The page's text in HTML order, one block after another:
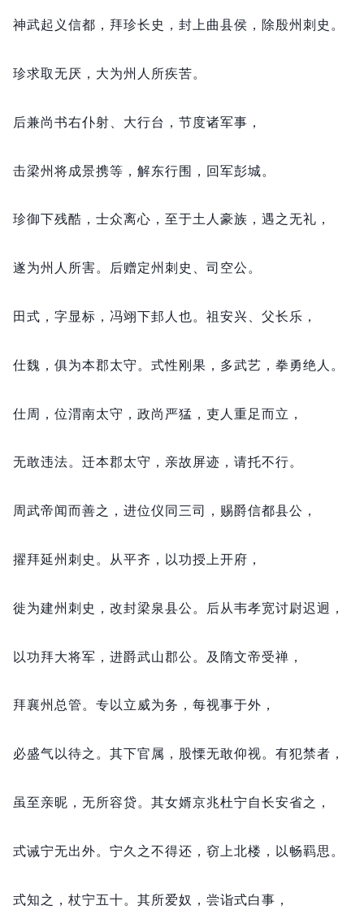
神武起义信都， 拜珍长史， 封上曲县侯， 除殷州刺史。
珍求取无厌， 大为州人所疾苦。
后兼尚书右仆射、大行台， 节度诸军事，
击梁州将成景携等， 解东行围， 回军彭城。
珍御下残酷， 士众离心， 至于土人豪族， 遇之无礼，
遂为州人所害。 后赠定州刺史、司空公。
田式， 字显标， 冯翊下邽人也。 祖安兴、父长乐，
仕魏， 俱为本郡太守。 式性刚果， 多武艺， 拳勇绝人。
仕周， 位渭南太守， 政尚严猛， 吏人重足而立，
无敢违法。 迁本郡太守， 亲故屏迹， 请托不行。
周武帝闻而善之， 进位仪同三司， 赐爵信都县公，
擢拜延州刺史。 从平齐， 以功授上开府，
徙为建州刺史， 改封梁泉县公。 后从韦孝宽讨尉迟迥，
以功拜大将军， 进爵武山郡公。 及隋文帝受禅，
拜襄州总管。 专以立威为务， 每视事于外，
必盛气以待之。 其下官属， 股慄无敢仰视。 有犯禁者，
虽至亲昵， 无所容贷。 其女婿京兆杜宁自长安省之，
式诫宁无出外。 宁久之不得还， 窃上北楼， 以畅羁思。
式知之， 杖宁五十。 其所爱奴， 尝诣式白事，